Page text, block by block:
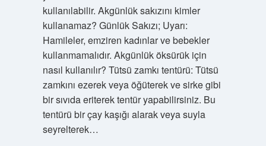
kullanılabilir. Akgünlük sakızını kimler
kullanamaz? Günlük Sakızı; Uyarı:
Hamileler, emziren kadınlar ve bebekler
kullanmamalıdır. Akgünlük öksürük için
nasıl kullanılır? Tütsü zamkı tentürü: Tütsü
zamkını ezerek veya öğüterek ve sirke gibi
bir sıvıda eriterek tentür yapabilirsiniz. Bu
tentürü bir çay kaşığı alarak veya suyla
seyrelterek…